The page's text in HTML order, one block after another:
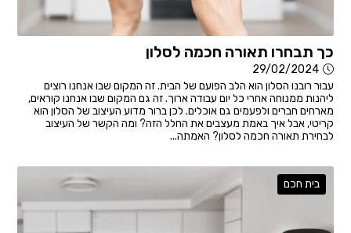
כך תבחרו תאורה חכמה לסלון
29/02/2024
עבור רובנו הסלון הוא הלב הפועם של הבית. זה המקום שבו אנחנו רוצים
ליהנות ממנוחה אחרי כל יום עבודה ארוך. זה גם המקום שבו אנחנו קוראים,
מארחים חברים ולפעמים גם אוכלים. לכן ברור מדוע העיצוב של הסלון הוא
קריטי, אבל איך באמת מעצבים את החלל הזה? ומה הקשר של העיצוב
לבחירת תאורה חכמה לסלון? האמתה...
בית חכם